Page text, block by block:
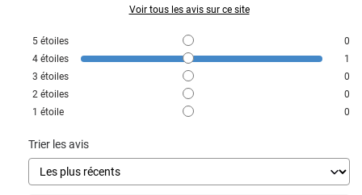
Voir tous les avis sur ce site
5 étoiles
0
4 étoiles
1
3 étoiles
0
2 étoiles
0
1 étoile 0
Trier les avis